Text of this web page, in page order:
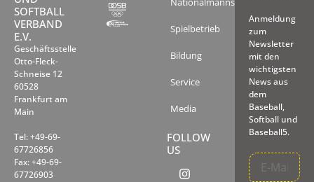
SOFTBALL
VERBAND
E.V.
Geschäftsstelle
Otto-Fleck-
Schneise 12
60528
Frankfurt am
Main
Tel: +49-69-
67726856
Fax: +49-69-
67726903
Spielbetrieb
Bildung
Service
Media
FOLLOW
US
Anmeldung
zum
Newsletter
mit den
wichtigsten
News aus
dem
Baseball,
Softball und
Baseball5.